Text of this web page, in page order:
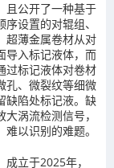
且公开了一种基于
设置的对辊组、
超薄金属卷材从对
导入标记液体，而
过标记液体对卷材
孔、微裂纹等细微
缺陷处标记液。缺
涡流检测信号，
以识别的难题。
立于2025年，